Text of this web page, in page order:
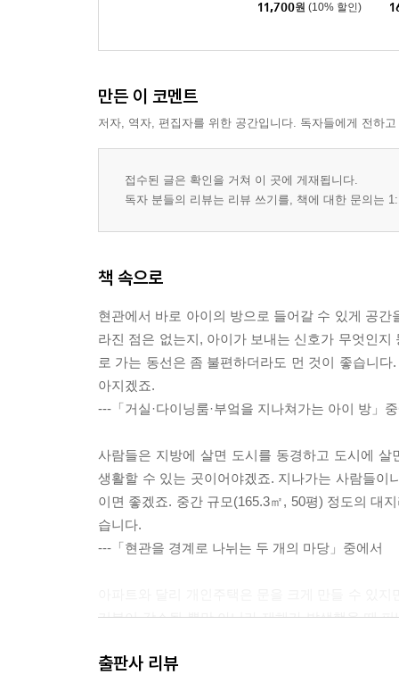
11,700원 (10% 할인)
만든 이 코멘트
저자, 역자, 편집자를 위한 공간입니다. 독자들에게 전하
접수된 글은 확인을 거쳐 이 곳에 게재됩니다.
독자 분들의 리뷰는 리뷰 쓰기를, 책에 대한 문의는
책 속으로
현관에서 바로 아이의 방으로 들어갈 수 있게 공
라진 점은 없는지, 아이가 보내는 신호가 무엇인
로 가는 동선은 좀 불편하더라도 먼 것이 좋습니
아지겠죠.
---「거실·다이닝룸·부엌을 지나쳐가는 아이 방」
사람들은 지방에 살면 도시를 동경하고 도시에
생활할 수 있는 곳이어야겠죠. 지나가는 사람들이
이면 좋겠죠. 중간 규모(165.3㎡, 50평) 정도의 대
습니다.
---「현관을 경계로 나뉘는 두 개의 마당」중에서
기분이 감소될 뿐만 아니라 재해가 발생했을 때
도 좋은 방법입니다.
출판사 리뷰